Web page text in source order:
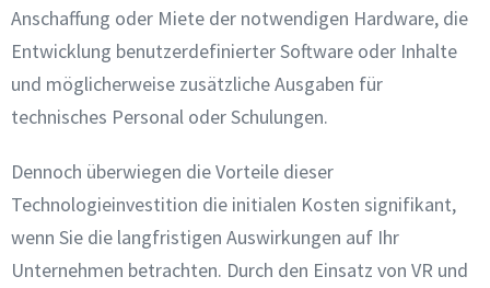
Anschaffung oder Miete der notwendigen Hardware, die
Entwicklung benutzerdefinierter Software oder Inhalte
und möglicherweise zusätzliche Ausgaben für
technisches Personal oder Schulungen.
Dennoch überwiegen die Vorteile dieser
Technologieinvestition die initialen Kosten signifikant,
wenn Sie die langfristigen Auswirkungen auf Ihr
Unternehmen betrachten. Durch den Einsatz von VR und